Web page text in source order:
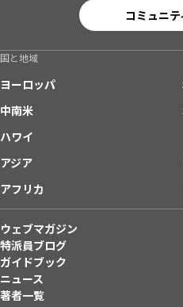
コミュニ
国と地域
ヨーロッパ
中南米
ハワイ
アジア
アフリカ
ウェブマガジン
特派員ブログ
ガイドブック
ニュース
著者一覧